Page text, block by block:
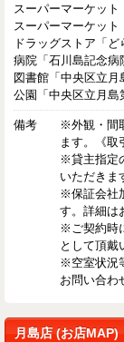
スーパーマーケット
スーパーマーケット
ドラッグストア「
病院「石川島記念病
図書館「中央区立月
公園「中央区立月島
備考
※外観・間
ます。《
※貸主指定
いただきま
※保証会社
す。詳細は
※ご契約時
として頂戴
※空室状況
お問い合わ
月島店 (お店MAP)